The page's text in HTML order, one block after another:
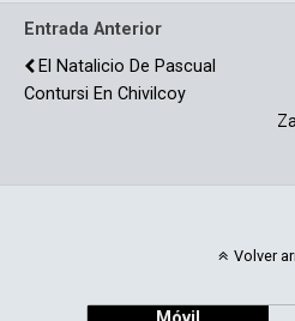
k
Entrada Anterior
El Natalicio De Pascual
Contursi En Chivilcoy
Volver